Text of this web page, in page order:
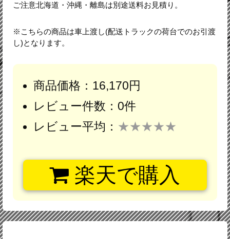
ご注意北海道・沖縄・離島は別途送料お見積り。
※こちらの商品は車上渡し(配送トラックの荷台でのお引渡
し)となります。
商品価格：16,170円
レビュー件数：0件
レビュー平均： ★★★★★
楽天で購入